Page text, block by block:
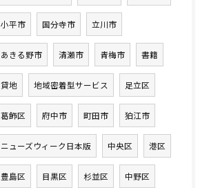
小平市 国分寺市 立川市
あきる野市 清瀬市 青梅市 書籍
貸地 地域密着型サービス 足立区
葛飾区 府中市 町田市 狛江市
ニューズウィーク日本版 中央区 港区
豊島区 目黒区 杉並区 中野区